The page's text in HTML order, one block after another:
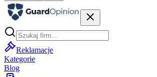
Reklamacje
Kategorie
Blog